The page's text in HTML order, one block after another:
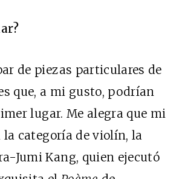
de piezas particulares de
que, a mi gusto, podrían
lugar. Me alegra que mi
categoría de violín, la
Jumi Kang, quien ejecutó